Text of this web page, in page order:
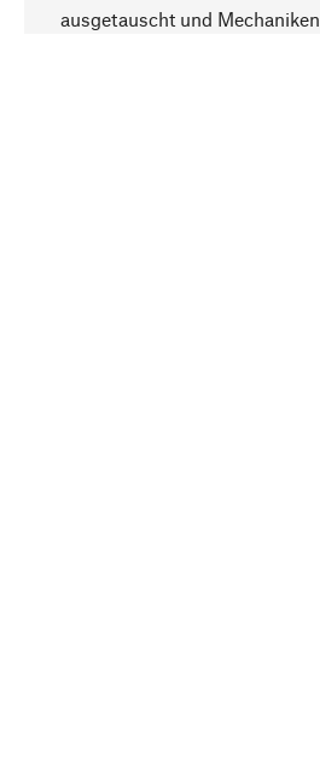
ausgetauscht und Mechaniken